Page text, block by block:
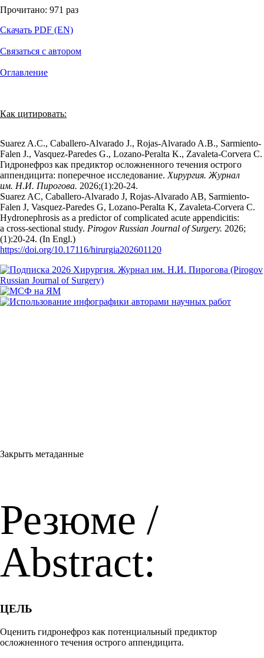
Прочитано: 971 раз
Скачать PDF (EN)
Связаться с автором
Оглавление
Как цитировать:
Suarez A.C., Caballero-Alvarado J., Rojas-Alvarado A.B., Sarmiento-
Falen J., Vasquez-Paredes G., Lozano-Peralta K., Zavaleta-Corvera C.
Гидронефроз как предиктор осложненного течения острого
аппендицита: поперечное исследование. Хирургия. Журнал
им. Н.И. Пирогова. 2026;(1):20‑24.
Suarez AC, Caballero-Alvarado J, Rojas-Alvarado AB, Sarmiento-
Falen J, Vasquez-Paredes G, Lozano-Peralta K, Zavaleta-Corvera C.
Hydronephrosis as a predictor of complicated acute appendicitis:
a cross-sectional study. Pirogov Russian Journal of Surgery. 2026;
(1):20‑24. (In Engl.)
https://doi.org/10.17116/hirurgia202601120
Закрыть метаданные
Резюме /
Abstract:
ЦЕЛЬ
Оценить гидронефроз как потенциальный предиктор
осложненного течения острого аппендицита.